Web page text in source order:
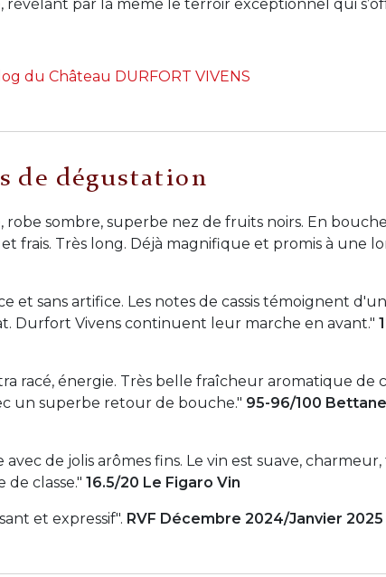
par là même le terroir exceptionnel qui
du Château DURFORT VIVENS
de dégustation
robe sombre, superbe nez de fruits noirs. En
frais. Très long. Déjà magnifique et promis à une
et sans artifice. Les notes de cassis témoignent
Durfort Vivens continuent leur marche en avant."
racé, énergie. Très belle fraîcheur aromatique de
un superbe retour de bouche." 95-96/100
de jolis arômes fins. Le vin est suave, charmeur,
classe." 16.5/20 Le Figaro Vin
et expressif". RVF Décembre 2024/Janvier 2025